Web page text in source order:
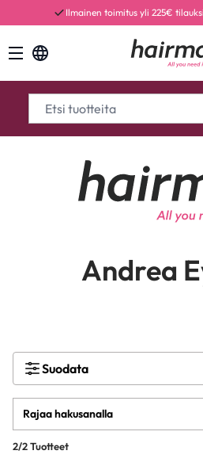
Ilmainen toimitus yli 225€
Andrea
Suodata
2/2 Tuotteet